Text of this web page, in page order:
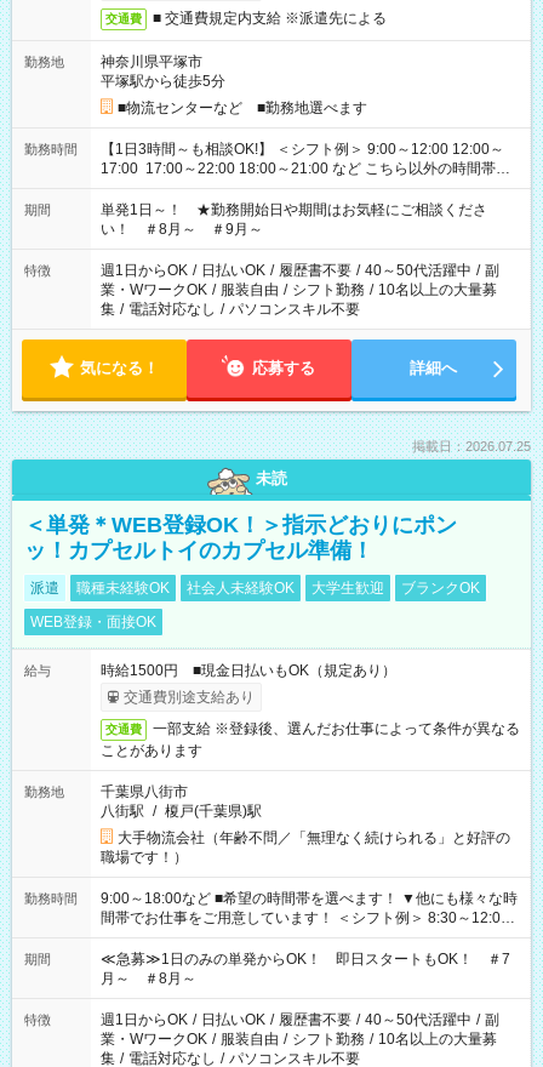
交通費 ■ 交通費規定内支給 ※派遣先による
勤務地
神奈川県平塚市
平塚駅から徒歩5分
■物流センターなど ■勤務地選べます
勤務時間
【1日3時間～も相談OK!】 ＜シフト例＞ 9:00～12:00 12:00～
17:00 17:00～22:00 18:00～21:00 など こちら以外の時間帯も
お気軽にご相談ください！
期間
単発1日～！ ★勤務開始日や期間はお気軽にご相談くださ
い！ ＃8月～ ＃9月～
特徴 週1日からOK / 日払いOK / 履歴書不要 / 40～50代活躍中 / 副
業・WワークOK / 服装自由 / シフト勤務 / 10名以上の大量募
集 / 電話対応なし / パソコンスキル不要
気になる！ 応募する 詳細へ
掲載日：2026.07.25
未読
＜単発＊WEB登録OK！＞指示どおりにポン
ッ！カプセルトイのカプセル準備！
派遣 職種未経験OK 社会人未経験OK 大学生歓迎
ブランクOK
WEB登録・面接OK
給与
時給1500円 ■現金日払いもOK（規定あり）
交通費別途支給あり
交通費
一部支給 ※登録後、選んだお仕事によって条件が異なる
ことがあります
勤務地
千葉県八街市
八街駅 / 榎戸(千葉県)駅
大手物流会社（年齢不問／「無理なく続けられる」と好評の
職場です！）
勤務時間
9:00～18:00など ■希望の時間帯を選べます！ ▼他にも様々な時
間帯でお仕事をご用意しています！ ＜シフト例＞ 8:30～12:00
17:00～22:00 13:00～22:00 22:00～翌6:00 など
期間
≪急募≫1日のみの単発からOK！ 即日スタートもOK！ ＃7
月～ ＃8月～
特徴 週1日からOK / 日払いOK / 履歴書不要 / 40～50代活躍中 / 副
業・WワークOK / 服装自由 / シフト勤務 / 10名以上の大量募
集 / 電話対応なし / パソコンスキル不要